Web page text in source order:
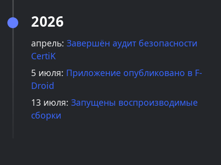
2026
апрель: Завершён аудит безопасности
CertiK
5 июля: Приложение опубликовано в F-
Droid
13 июля: Запущены воспроизводимые
сборки